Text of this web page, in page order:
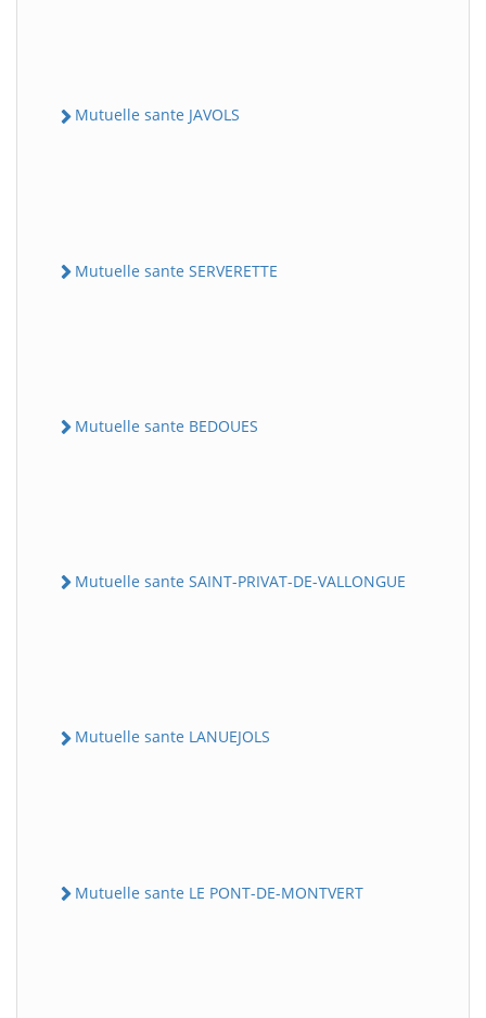
Mutuelle sante JAVOLS
Mutuelle sante SERVERETTE
Mutuelle sante BEDOUES
Mutuelle sante SAINT-PRIVAT-DE-VALLONGUE
Mutuelle sante LANUEJOLS
Mutuelle sante LE PONT-DE-MONTVERT